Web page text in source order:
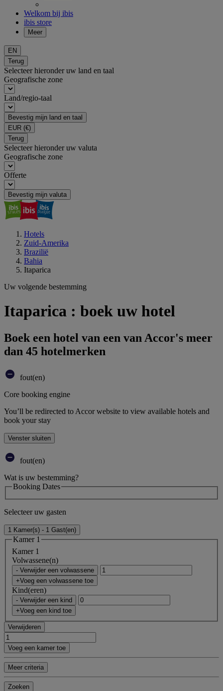
Welkom bij ibis
ibis store
Meer
EN
Terug
Selecteer hieronder uw land en taal
Geografische zone
Land/regio-taal
Bevestig mijn land en taal
EUR (€)
Terug
Selecteer hieronder uw valuta
Geografische zone
Offerte
Bevestig mijn valuta
Hotels
Zuid-Amerika
Brazilië
Bahia
Itaparica
Uw volgende bestemming
Itaparica : boek uw hotel
Boek een hotel van een van Accor's meer
dan 45 hotelmerken
fout(en)
Core booking engine
You’ll be redirected to Accor website to view available hotels and
book your stay
Venster sluiten
fout(en)
Wat is uw bestemming?
Booking Dates
Selecteer uw gasten
1 Kamer(s) - 1 Gast(en)
Kamer 1
Kamer 1
Volwassene(n)
- Verwijder een volwassene
+Voeg een volwassene toe
Kind(eren)
- Verwijder een kind
+Voeg een kind toe
Verwijderen
Voeg een kamer toe
Meer criteria
Zoeken